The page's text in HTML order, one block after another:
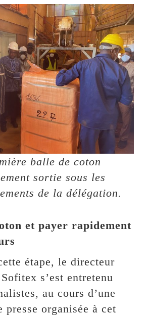
balle de coton
sortie sous les
de la délégation.
et payer rapidement
étape, le directeur
s’est entretenu
au cours d’une
presse organisée à cet